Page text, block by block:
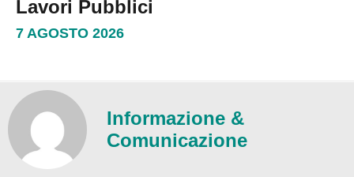
Lavori Pubblici
7 AGOSTO 2026
Informazione &
Comunicazione